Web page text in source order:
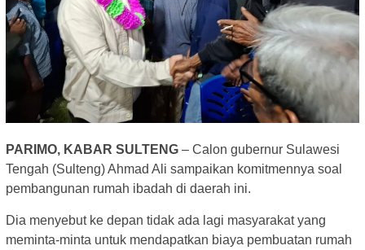
PARIMO, KABAR SULTENG – Calon gubernur Sulawesi
Tengah (Sulteng) Ahmad Ali sampaikan komitmennya soal
pembangunan rumah ibadah di daerah ini.
Dia menyebut ke depan tidak ada lagi masyarakat yang
meminta-minta untuk mendapatkan biaya pembuatan rumah